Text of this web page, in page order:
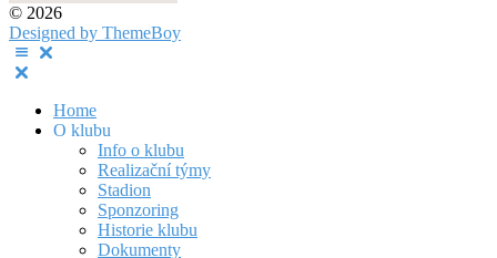
© 2026
Designed by ThemeBoy
Home
O klubu
Info o klubu
Realizační týmy
Stadion
Sponzoring
Historie klubu
Dokumenty